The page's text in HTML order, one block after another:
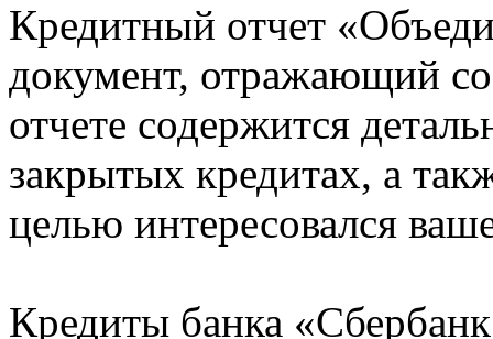
Кредитный отчет
документ, отражающий
отчете содержится
закрытых кредитах, а
целью интересовался
Кредиты банка